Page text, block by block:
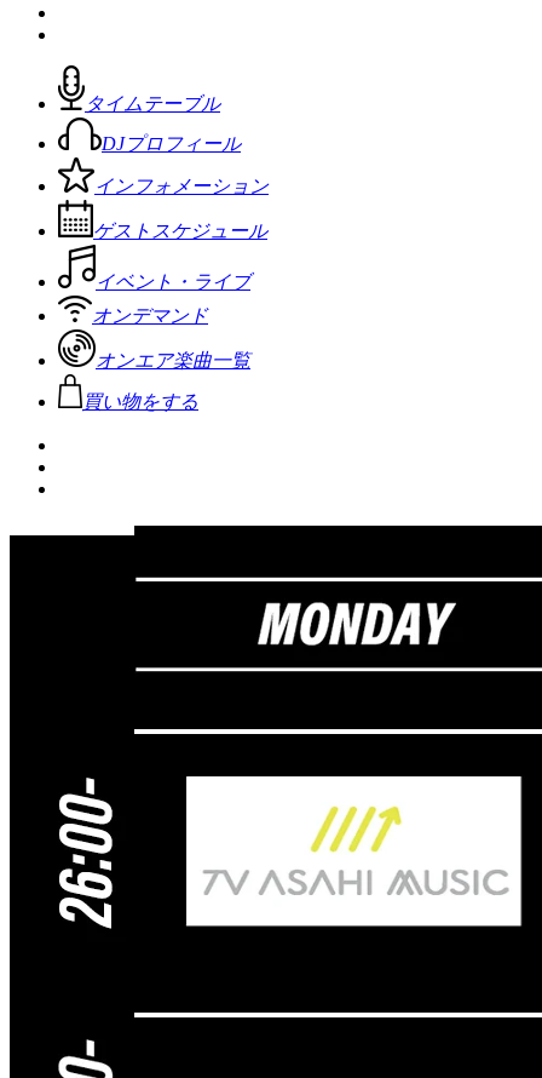
タイムテーブル
DJプロフィール
インフォメーション
ゲストスケジュール
イベント・ライブ
オンデマンド
オンエア楽曲一覧
買い物をする